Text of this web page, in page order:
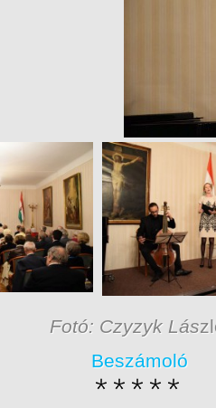
Fotó: Czyzyk Lás
Beszámoló